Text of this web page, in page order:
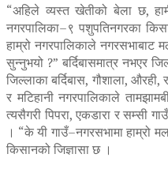
“अहिले व्यस्त खेतीको बेला छ,
नगरपालिका–९ पशुपतिनगरका
हाम्रो नगरपालिकाले
सुन्नुभयो ?” बर्दिबासमात्र नभएर
जिल्लाका बर्दिबास, गौशाला,
र मटिहानी नगरपालिकाले
त्यसैगरी पिपरा, एकडारा र सम्सी
। “के यी गाउँ–नगरसभामा हाम्रो
किसानको जिज्ञासा छ ।